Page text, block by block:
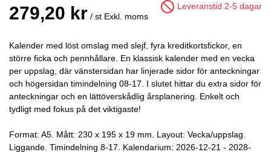
279,20 kr / st Exkl. moms
Leveranstid 2-5 dagar
Kalender med löst omslag med slejf, fyra kreditkortsfickor, en
större ficka och pennhållare. En klassisk kalender med en vecka
per uppslag, där vänstersidan har linjerade sidor för anteckningar
och högersidan timindelning 08-17. I slutet hittar du extra sidor för
anteckningar och en lättöverskådlig årsplanering. Enkelt och
tydligt med fokus på det viktigaste!
Format: A5. Mått: 230 x 195 x 19 mm. Layout: Vecka/uppslag.
Liggande. Timindelning 8-17. Kalendarium: 2026-12-21 - 2028-